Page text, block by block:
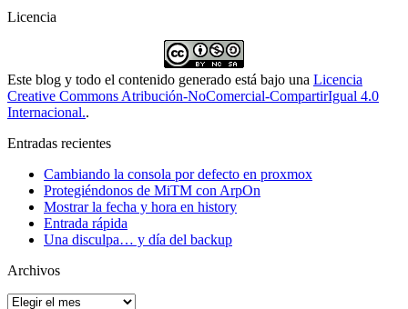
Licencia
Este blog y todo el contenido generado está bajo una Licencia
Creative Commons Atribución-NoComercial-CompartirIgual 4.0
Internacional..
Entradas recientes
Cambiando la consola por defecto en proxmox
Protegiéndonos de MiTM con ArpOn
Mostrar la fecha y hora en history
Entrada rápida
Una disculpa… y día del backup
Archivos
Archivos